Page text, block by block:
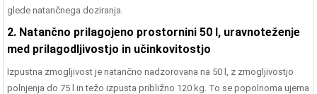
glede natančnega doziranja.
2. Natančno prilagojeno prostornini 50 l, uravnoteženje
med prilagodljivostjo in učinkovitostjo
Izpustna zmogljivost je natančno nadzorovana na 50 l, z zmogljivostjo
polnjenja do 75 l in težo izpusta približno 120 kg. To se popolnoma ujema